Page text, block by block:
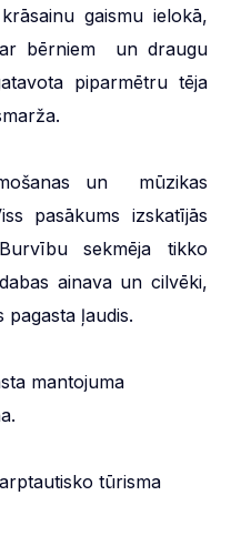
gaismu ielokā,
bērniem un draugu
piparmētru tēja
un mūzikas
pasākums izskatījās
sekmēja tikko
ainava un cilvēki,
pagasta ļaudis.
mantojuma
tūrisma